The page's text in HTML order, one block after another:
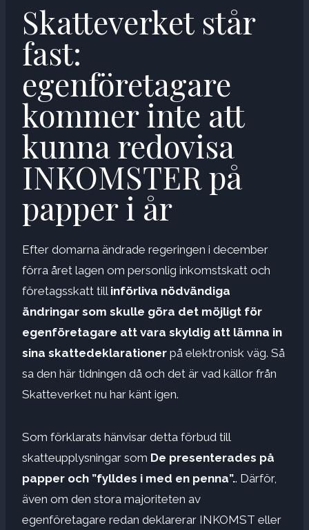
Skatteverket står
fast:
egenföretagare
kommer inte att
kunna redovisa
INKOMSTER på
papper i år
Efter domarna ändrade regeringen i december
förra året lagen om personlig inkomstskatt och
företagsskatt till införliva nödvändiga
ändringar som skulle göra det möjligt för
egenföretagare att vara skyldig att lämna in
sina skattedeklarationer på elektronisk väg. Så
sa den här tidningen då och det är vad källor från
Skatteverket nu har känt igen.
Som förklarats hänvisar detta förbud till
skatteupplysningar som De presenterades på
papper och ”fylldes i med en penna”.. Därför,
även om den stora majoriteten av
egenföretagare redan deklarerar INKOMST eller